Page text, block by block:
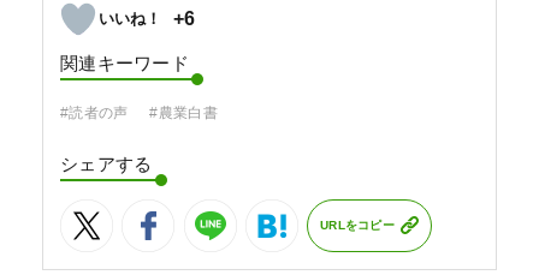
+6
関連キーワード
#読者の声 #農業白書
シェアする
URLをコピー